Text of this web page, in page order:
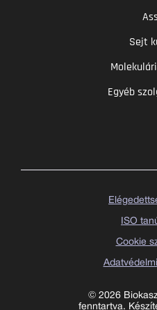
Sejt
Egyéb
© 2026
fenntartva.
ISO
Cookie